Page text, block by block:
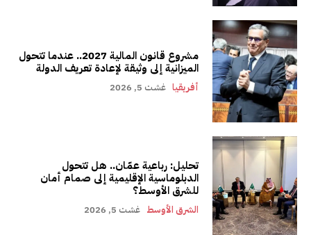
مشروع قانون المالية 2027.. عندما تتحول
الميزانية إلى وثيقة لإعادة تعريف الدولة
أفريقيا غشت 5, 2026
تحليل: رباعية عمّان.. هل تتحول
الدبلوماسية الإقليمية إلى صمام أمان
للشرق الأوسط؟
الشرق الأوسط غشت 5, 2026